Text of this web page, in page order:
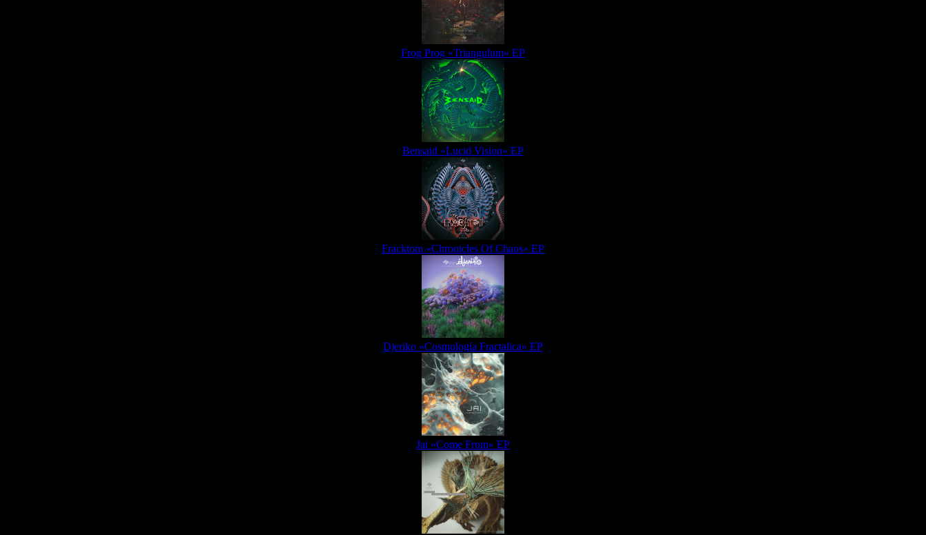
Frog Prog «Triangulum» EP
Bensaid «Lucid Vision» EP
Fracktom «Chronicles Of Chaos» EP
Djeriko «Cosmología Fractalica» EP
Jai «Come From» EP